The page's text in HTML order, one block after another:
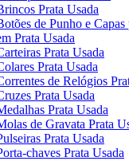
Prata Usada
de Punho e
Prata Usada
Prata Usada
Prata Usada
de Relógios
Prata Usada
Prata Usada
de Gravata Prata
Prata Usada
chaves Prata Usada